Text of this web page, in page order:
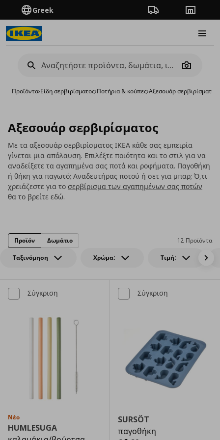
Greek Πορεία παραγγελίας
Camera
Προϊόντα›Είδη σερβιρίσματος›Ποτήρια & κούπες›Αξεσουάρ σερβιρίσματος
Αξεσουάρ σερβιρίσματος
Με τα αξεσουάρ σερβιρίσματος ΙΚΕΑ κάθε σας εμπειρία
γίνεται μια απόλαυση. Επιλέξτε ποιότητα και το στιλ για να
αναδείξετε τα αγαπημένα σας ποτά και ροφήματα. Παγοθήκη
ή θήκη για παγωτό; Αναδευτήρας ποτού ή σετ για μπαρ; Ό,τι
χρειάζεστε για το σερβίρισμα των αγαπημένων σας ποτών
θα το βρείτε εδώ.
Ταξινόμηση Χρώμα: Τιμή:
12 Προϊόντα
Προϊόν Δωμάτιο
Σύγκριση
Νέο
HUMLESUGA
Σύγκριση
SURSÖT
παγοθήκη